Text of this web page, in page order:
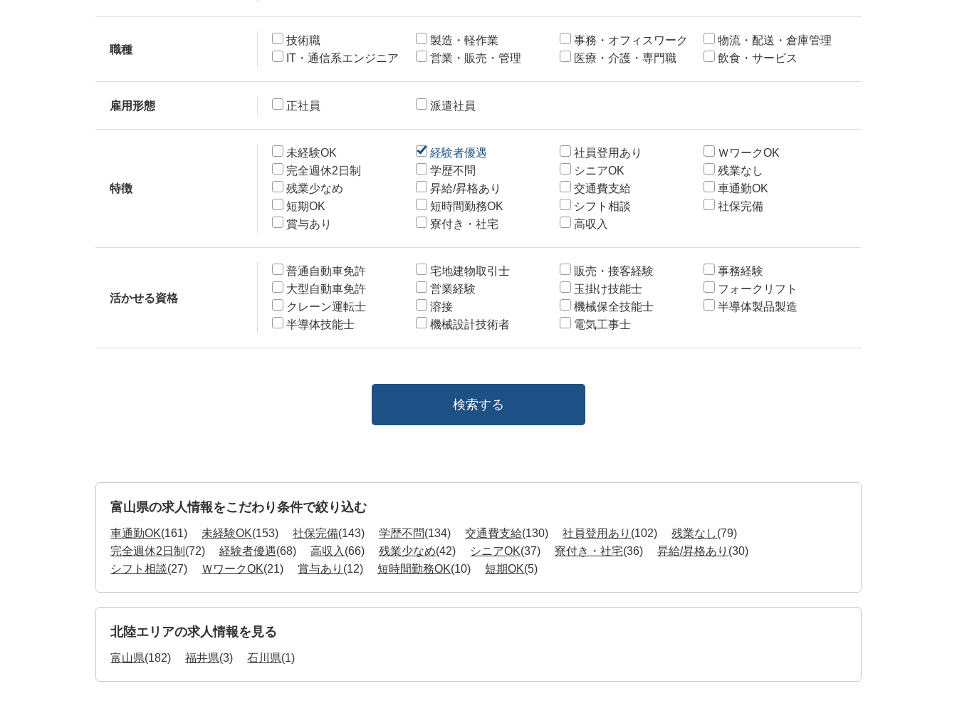
職種
技術職 製造・軽作業 事務・オフィスワーク
物流・配送・倉庫管理
IT・通信系エンジニア
営業・販売・管理 医療・介護・専門職 飲食・サービス
雇用形態 正社員 派遣社員
特徴
未経験OK 経験者優遇 社員登用あり
ＷワークOK
完全週休2日制
学歴不問 シニアOK
残業なし
残業少なめ
昇給/昇格あり 交通費支給
車通勤OK
短期OK
短時間勤務OK シフト相談
社保完備
賞与あり
寮付き・社宅 高収入
活かせる資格
普通自動車免許 宅地建物取引士 販売・接客経験
事務経験
大型自動車免許
営業経験 玉掛け技能士
フォークリフト
クレーン運転士
溶接 機械保全技能士
半導体製品製造
半導体技能士
機械設計技術者 電気工事士
富山県の求人情報をこだわり条件で絞り込む
車通勤OK(161) 未経験OK(153) 社保完備(143) 学歴不問(134) 交通費支給(130) 社員登用あり (102) 残業なし(79)
完全週休2日制 (72) 経験者優遇(68) 高収入 (66) 残業少なめ(42) シニアOK(37) 寮付き・社宅(36) 昇給/昇格あり (30)
シフト相談(27) ＷワークOK(21) 賞与あり (12) 短時間勤務OK(10) 短期OK(5)
北陸エリアの求人情報を見る
富山県(182) 福井県(3) 石川県(1)